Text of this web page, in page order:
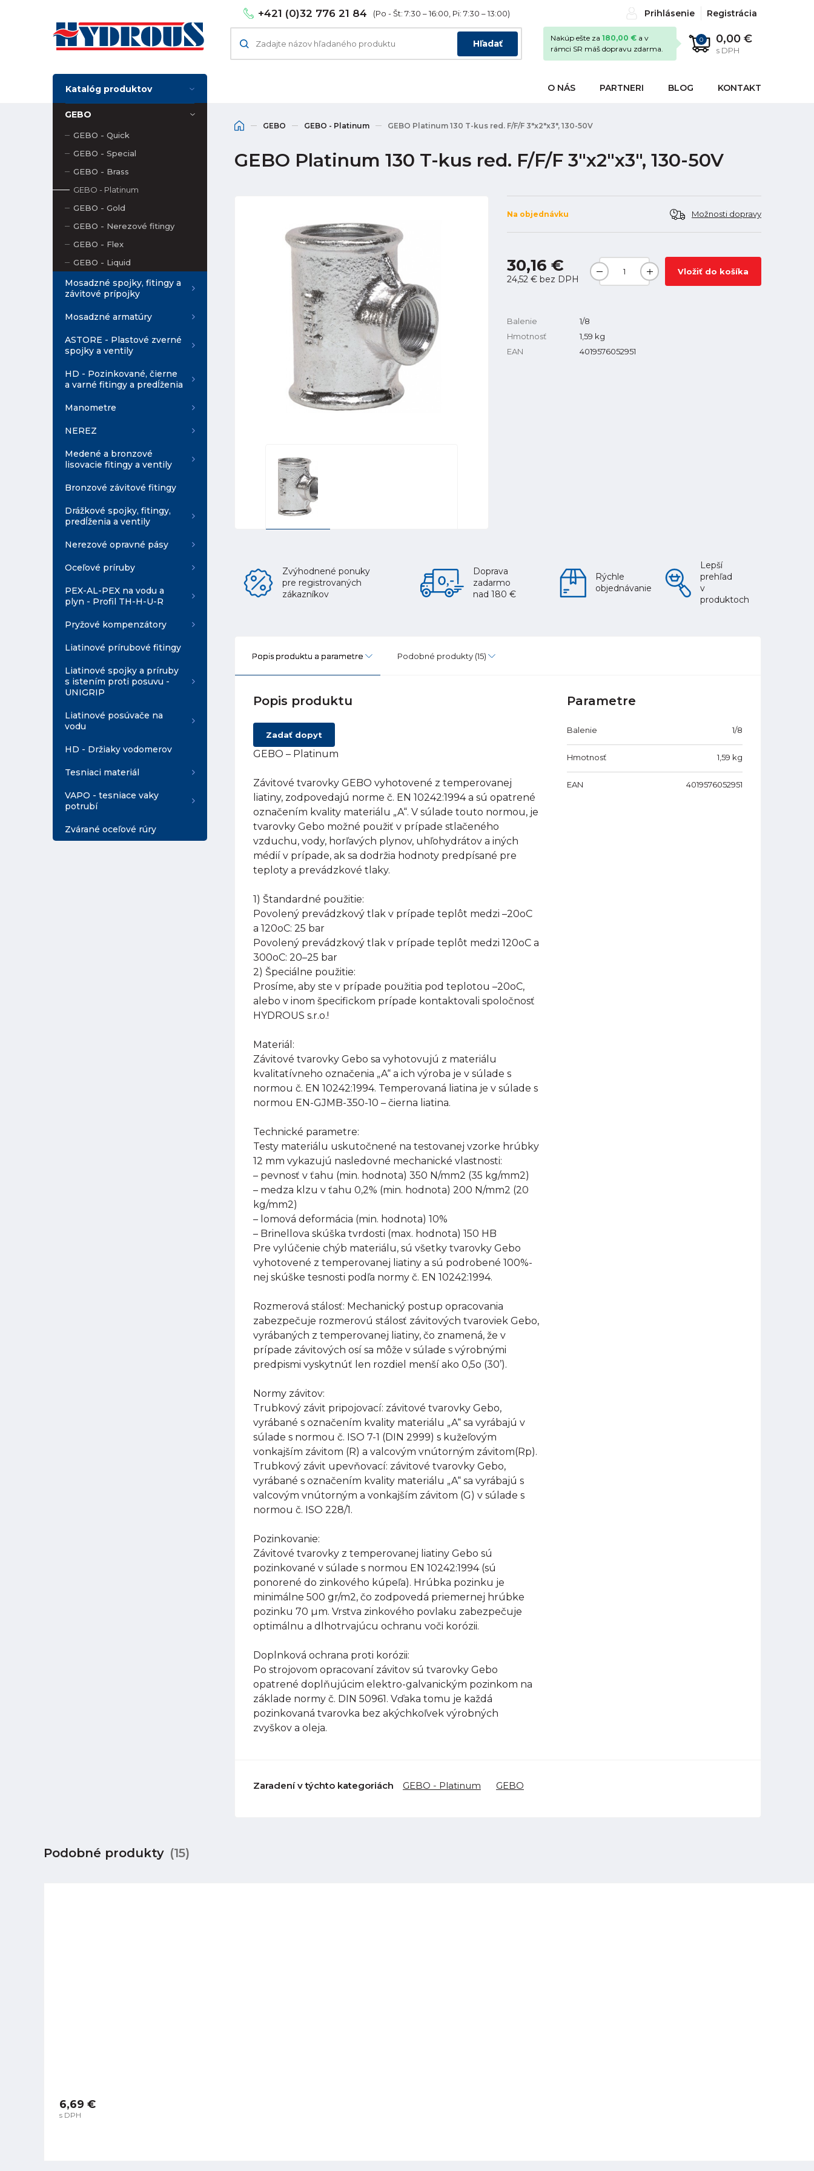
+421 (0)32 776 21 84 (Po - Št: 7:30 – 16:00, Pi: 7:30 – 13:00) Prihlásenie Registrácia
Hľadať 0 0,00 €
s DPH
Nakúp ešte za 180,00 € a v
rámci SR máš dopravu zdarma.
O NÁS PARTNERI BLOG KONTAKT
Katalóg produktov
GEBO
GEBO - Quick
GEBO - Special
GEBO - Brass
GEBO - Platinum
GEBO - Gold
GEBO - Nerezové fitingy
GEBO - Flex
GEBO - Liquid
Mosadzné spojky, fitingy a
závitové prípojky
Mosadzné armatúry
ASTORE - Plastové zverné
spojky a ventily
HD - Pozinkované, čierne
a varné fitingy a predĺženia
Manometre
NEREZ
Medené a bronzové
lisovacie fitingy a ventily
Bronzové závitové fitingy
Drážkové spojky, fitingy,
predĺženia a ventily
Nerezové opravné pásy
Oceľové príruby
PEX-AL-PEX na vodu a
plyn - Profil TH-H-U-R
Pryžové kompenzátory
Liatinové prírubové fitingy
Liatinové spojky a príruby
s istením proti posuvu -
UNIGRIP
Liatinové posúvače na
vodu
HD - Držiaky vodomerov
Tesniaci materiál
VAPO - tesniace vaky
potrubí
Zvárané oceľové rúry
GEBO GEBO - Platinum GEBO Platinum 130 T-kus red. F/F/F 3"x2"x3", 130-50V
GEBO Platinum 130 T-kus red. F/F/F 3"x2"x3", 130-50V
Na objednávku Možnosti dopravy
30,16 €
24,52 € bez DPH
Vložiť do košíka
Balenie
1/8
Hmotnosť
1,59 kg
EAN
4019576052951
Zvýhodnené ponuky
pre registrovaných
zákazníkov
Doprava
zadarmo
nad 180 €
Rýchle
objednávanie
Lepší
prehľad
v
produktoch
Popis produktu a parametre Podobné produkty (15)
Popis produktu
Zadať dopyt
GEBO – Platinum
Závitové tvarovky GEBO vyhotovené z temperovanej
liatiny, zodpovedajú norme č. EN 10242:1994 a sú opatrené
označením kvality materiálu „A“. V súlade touto normou, je
tvarovky Gebo možné použiť v prípade stlačeného
vzduchu, vody, horľavých plynov, uhľohydrátov a iných
médií v prípade, ak sa dodržia hodnoty predpísané pre
teploty a prevádzkové tlaky.
1) Štandardné použitie:
Povolený prevádzkový tlak v prípade teplôt medzi –20oC
a 120oC: 25 bar
Povolený prevádzkový tlak v prípade teplôt medzi 120oC a
300oC: 20–25 bar
2) Špeciálne použitie:
Prosíme, aby ste v prípade použitia pod teplotou –20oC,
alebo v inom špecifickom prípade kontaktovali spoločnosť
HYDROUS s.r.o.!
Materiál:
Závitové tvarovky Gebo sa vyhotovujú z materiálu
kvalitatívneho označenia „A“ a ich výroba je v súlade s
normou č. EN 10242:1994. Temperovaná liatina je v súlade s
normou EN-GJMB-350-10 – čierna liatina.
Technické parametre:
Testy materiálu uskutočnené na testovanej vzorke hrúbky
12 mm vykazujú nasledovné mechanické vlastnosti:
– pevnosť v ťahu (min. hodnota) 350 N/mm2 (35 kg/mm2)
– medza klzu v ťahu 0,2% (min. hodnota) 200 N/mm2 (20
kg/mm2)
– lomová deformácia (min. hodnota) 10%
– Brinellova skúška tvrdosti (max. hodnota) 150 HB
Pre vylúčenie chýb materiálu, sú všetky tvarovky Gebo
vyhotovené z temperovanej liatiny a sú podrobené 100%-
nej skúške tesnosti podľa normy č. EN 10242:1994.
Rozmerová stálosť: Mechanický postup opracovania
zabezpečuje rozmerovú stálosť závitových tvaroviek Gebo,
vyrábaných z temperovanej liatiny, čo znamená, že v
prípade závitových osí sa môže v súlade s výrobnými
predpismi vyskytnúť len rozdiel menší ako 0,5o (30’).
Normy závitov:
Trubkový závit pripojovací: závitové tvarovky Gebo,
vyrábané s označením kvality materiálu „A“ sa vyrábajú v
súlade s normou č. ISO 7-1 (DIN 2999) s kužeľovým
vonkajším závitom (R) a valcovým vnútorným závitom(Rp).
Trubkový závit upevňovací: závitové tvarovky Gebo,
vyrábané s označením kvality materiálu „A“ sa vyrábajú s
valcovým vnútorným a vonkajším závitom (G) v súlade s
normou č. ISO 228/1.
Pozinkovanie:
Závitové tvarovky z temperovanej liatiny Gebo sú
pozinkované v súlade s normou EN 10242:1994 (sú
ponorené do zinkového kúpeľa). Hrúbka pozinku je
minimálne 500 gr/m2, čo zodpovedá priemernej hrúbke
pozinku 70 µm. Vrstva zinkového povlaku zabezpečuje
optimálnu a dlhotrvajúcu ochranu voči korózii.
Doplnková ochrana proti korózii:
Po strojovom opracovaní závitov sú tvarovky Gebo
opatrené doplňujúcim elektro-galvanickým pozinkom na
základe normy č. DIN 50961. Vďaka tomu je každá
pozinkovaná tvarovka bez akýchkoľvek výrobných
zvyškov a oleja.
Parametre
Balenie 1/8
Hmotnosť 1,59 kg
EAN 4019576052951
Zaradení v týchto kategoriách GEBO - Platinum GEBO
Podobné produkty (15)
6,69 €
s DPH